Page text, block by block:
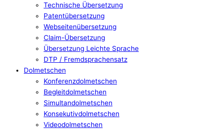
Technische Übersetzung
Patentübersetzung
Webseitenübersetzung
Claim-Übersetzung
Übersetzung Leichte Sprache
DTP / Fremdsprachensatz
Dolmetschen
Konferenzdolmetschen
Begleitdolmetschen
Simultandolmetschen
Konsekutivdolmetschen
Videodolmetschen